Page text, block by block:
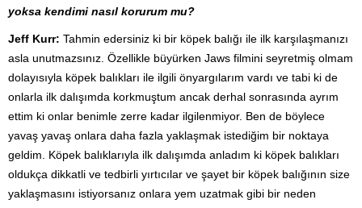
yoksa kendimi nasıl korurum mu?
Jeff Kurr: Tahmin edersiniz ki bir köpek balığı ile ilk karşılaşmanızı
asla unutmazsınız. Özellikle büyürken Jaws filmini seyretmiş olmam
dolayısıyla köpek balıkları ile ilgili önyargılarım vardı ve tabi ki de
onlarla ilk dalışımda korkmuştum ancak derhal sonrasında ayrım
ettim ki onlar benimle zerre kadar ilgilenmiyor. Ben de böylece
yavaş yavaş onlara daha fazla yaklaşmak istediğim bir noktaya
geldim. Köpek balıklarıyla ilk dalışımda anladım ki köpek balıkları
oldukça dikkatli ve tedbirli yırtıcılar ve şayet bir köpek balığının size
yaklaşmasını istiyorsanız onlara yem uzatmak gibi bir neden